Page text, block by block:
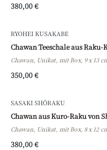
380,00 €
RYOHEI KUSAKABE
Chawan Teeschale aus
Chawan, Unikat, mit Box, 9 x 13
350,00 €
SASAKI SHŌRAKU
Chawan aus Kuro-Raku von
Chawan, Unikat, mit Box, 8 x 12
380,00 €